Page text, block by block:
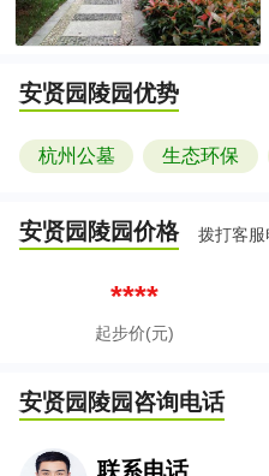
安贤园陵园优势
杭州公墓 生态环保
安贤园陵园价格 拨打客
****
起步价(元)
安贤园陵园咨询电话
联系电话